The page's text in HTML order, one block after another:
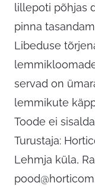
lillepoti põhjas
pinna
Libeduse
servad on
lemmikute
Toode ei
Turustaja:
Lehmja küla,